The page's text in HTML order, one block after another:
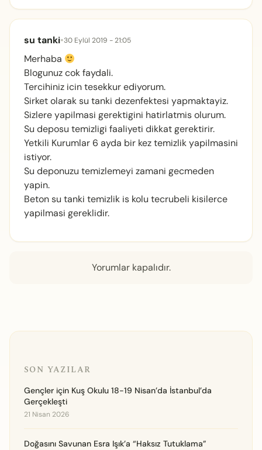
su tanki•30 Eylül 2019 - 21:05
Merhaba
Blogunuz cok faydali.
Tercihiniz icin tesekkur ediyorum.
Sirket olarak su tanki dezenfektesi yapmaktayiz.
Sizlere yapilmasi gerektigini hatirlatmis olurum.
Su deposu temizligi faaliyeti dikkat gerektirir.
Yetkili Kurumlar 6 ayda bir kez temizlik yapilmasini
istiyor.
Su deponuzu temizlemeyi zamani gecmeden
yapin.
Beton su tanki temizlik is kolu tecrubeli kisilerce
yapilmasi gereklidir.
Yorumlar kapalıdır.
SON YAZILAR
Gençler için Kuş Okulu 18-19 Nisan’da İstanbul’da
Gerçekleşti
21 Nisan 2026
Doğasını Savunan Esra Işık’a “Haksız Tutuklama”